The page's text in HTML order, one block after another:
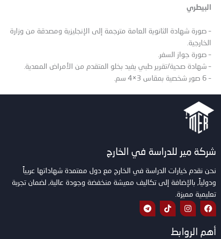
البيطري
– صورة شهادة الثانوية العامة مترجمة إلى الإنجليزية ومصدقة من وزارة
الخارجية.
– صورة جواز السفر.
– شهادة صحية/تقرير طبي يفيد بخلو المتقدم من الأمراض المعدية.
– 6 صور شخصية بمقاس 3×4 سم.
شركة مير للدراسة في الخارج
نحن نقدم خيارات الدراسة في الخارج مع دول معتمدة شهاداتها عربياً
ودولياً, بالإضافة إلى تكاليف معيشة منخفضة وجودة عالية, لضمان تجربة
تعليمية مميزة.
أهم الروابط